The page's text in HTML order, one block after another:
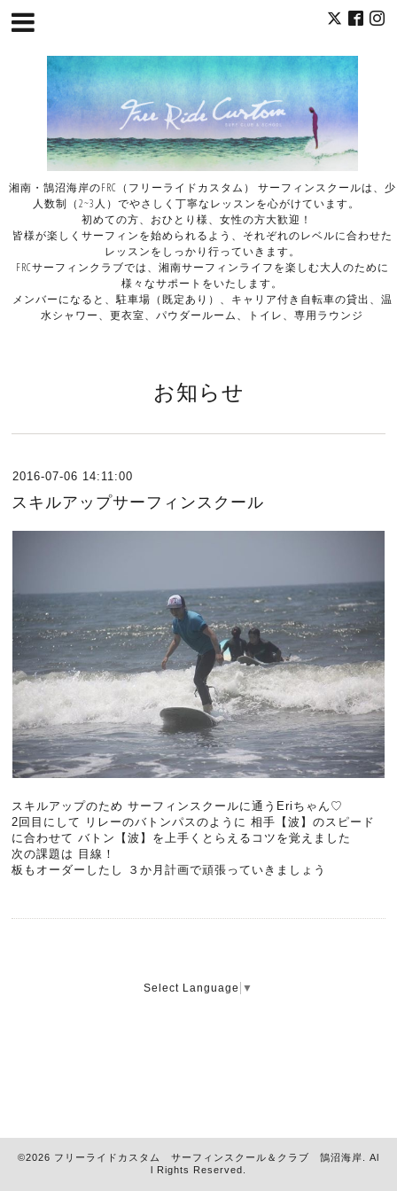
湘南・鵠沼海岸のFRC（フリーライドカスタム） サーフィンスクールは、少
人数制（2~3人）でやさしく丁寧なレッスンを心がけています。
初めての方、おひとり様、女性の方大歓迎！
皆様が楽しくサーフィンを始められるよう、それぞれのレベルに合わせた
レッスンをしっかり行っていきます。
FRCサーフィンクラブでは、湘南サーフィンライフを楽しむ大人のために
様々なサポートをいたします。
メンバーになると、駐車場（既定あり）、キャリア付き自転車の貸出、温
水シャワー、更衣室、パウダールーム、トイレ、専用ラウンジ
お知らせ
2016-07-06 14:11:00
スキルアップサーフィンスクール
スキルアップのため サーフィンスクールに通うEriちゃん♡
2回目にして リレーのバトンパスのように 相手【波】のスピード
に合わせて バトン【波】を上手くとらえるコツを覚えました
次の課題は 目線！
板もオーダーしたし ３か月計画で頑張っていきましょう
Select Language ▼
©2026 フリーライドカスタム サーフィンスクール＆クラブ 鵠沼海岸 . Al
l Rights Reserved.